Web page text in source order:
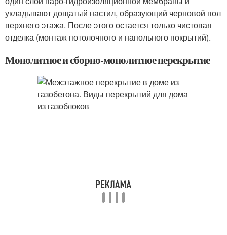
укладывают дощатый настил, образующий черновой пол
верхнего этажа. После этого остается только чистовая
отделка (монтаж потолочного и напольного покрытий).
Монолитное и сборно-монолитное перекрытие